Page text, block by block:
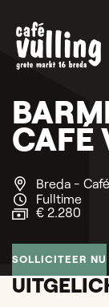
CAFÉ
Breda -
Fulltime
€ 2.280
SOLLICITEER NU